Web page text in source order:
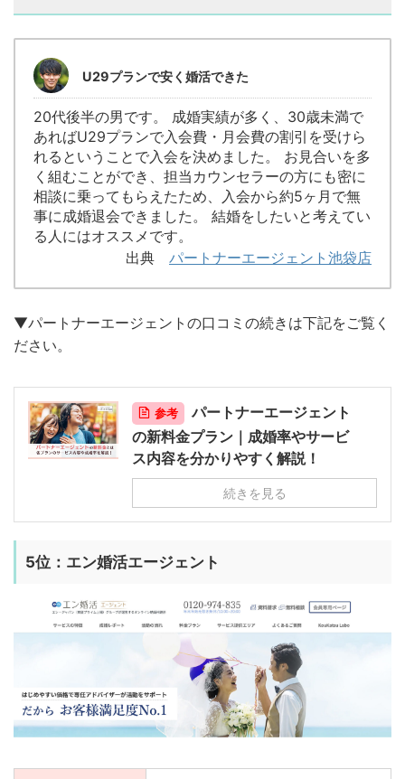
U29プランで安く婚活できた
20代後半の男です。 成婚実績が多く、30歳未満で
あればU29プランで入会費・月会費の割引を受けら
れるということで入会を決めました。 お見合いを多
く組むことができ、担当カウンセラーの方にも密に
相談に乗ってもらえたため、入会から約5ヶ月で無
事に成婚退会できました。 結婚をしたいと考えてい
る人にはオススメです。
出典 パートナーエージェント池袋店
▼パートナーエージェントの口コミの続きは下記をご覧く
ださい。
参考
パートナーエージェント
の新料金プラン｜成婚率やサービ
ス内容を分かりやすく解説！
続きを見る
5位：エン婚活エージェント